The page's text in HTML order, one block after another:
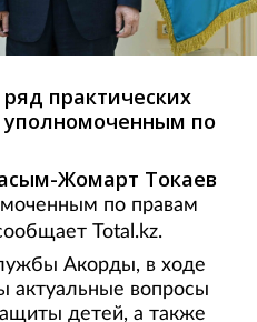
практических
по
Жомарт Токаев
по правам
Total.kz.
Акорды, в ходе
актуальные вопросы
детей, а также